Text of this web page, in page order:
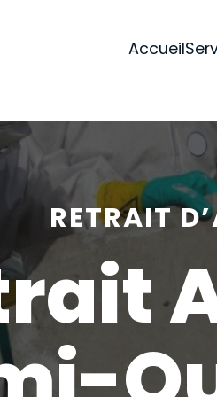
Accueil
RETRAIT